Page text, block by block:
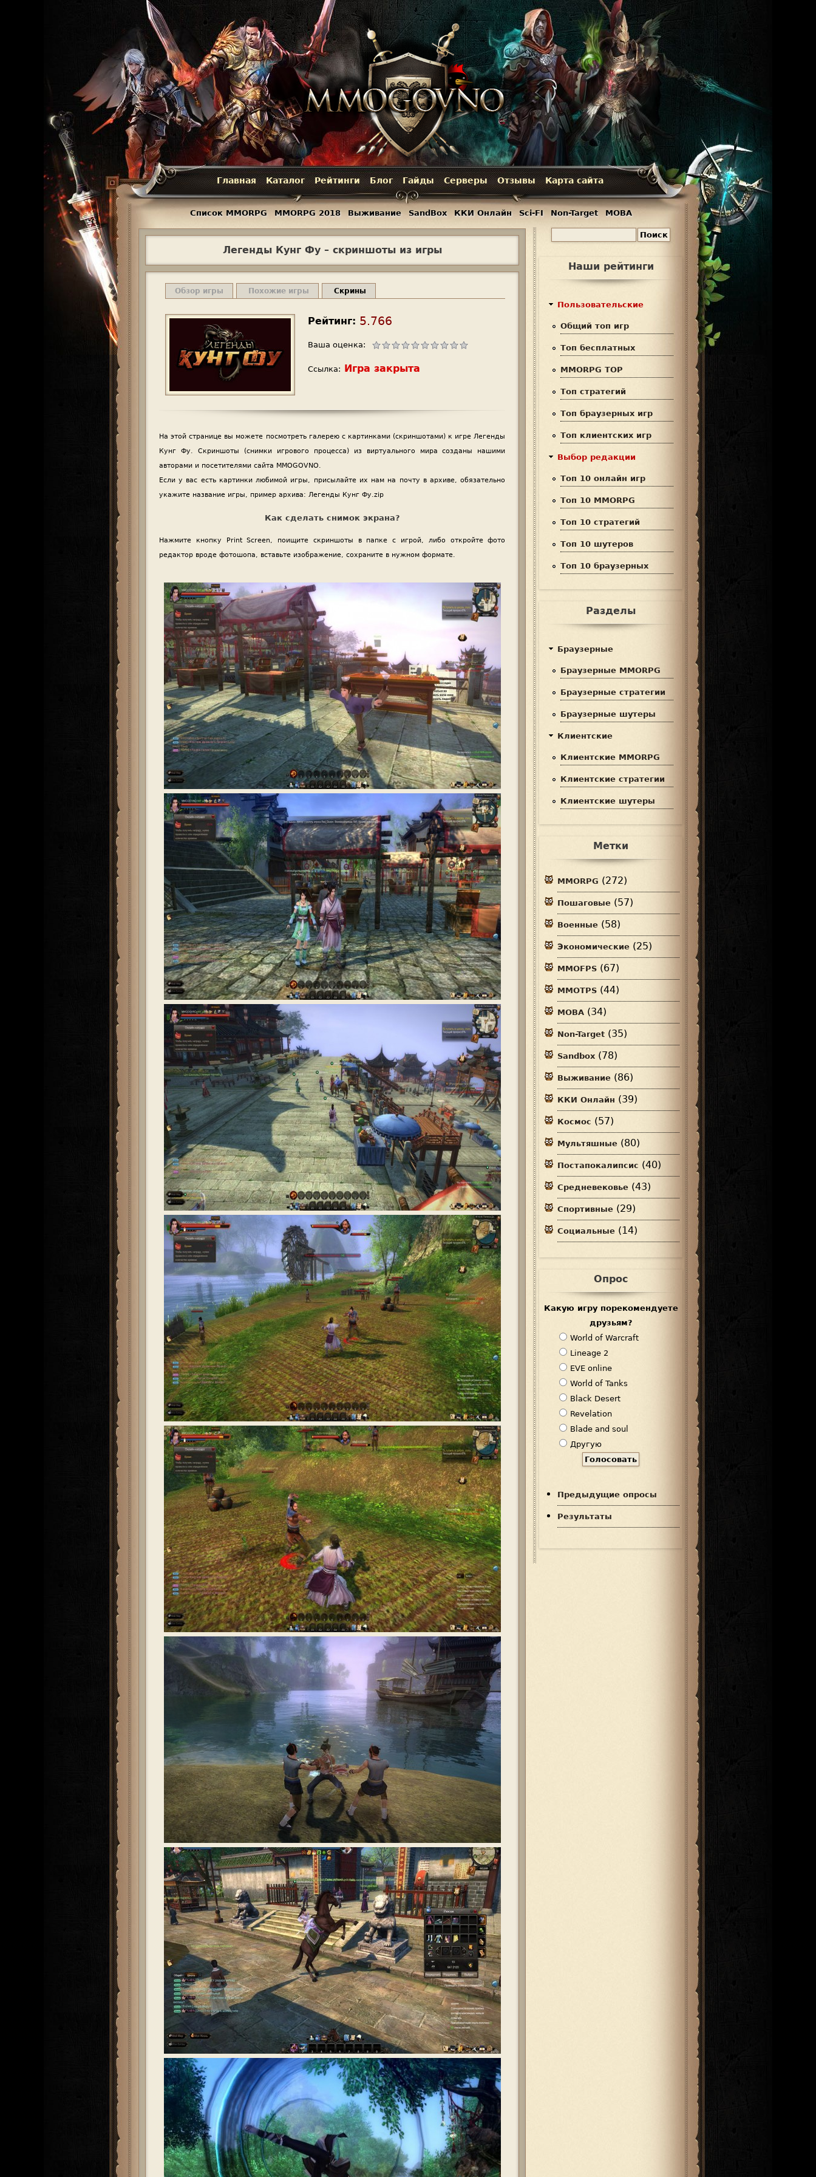
Jump to navigation
Легенды Кунг Фу – скриншоты из игры
Обзор игры Похожие игры Скрины
Рейтинг: 5.766
Ваша оценка:
Ссылка: Игра закрыта
На этой странице вы можете посмотреть галерею с картинками (скриншотами) к игре Легенды
Кунг Фу. Скриншоты (снимки игрового процесса) из виртуального мира созданы нашими
авторами и посетителями сайта MMOGOVNO.
Если у вас есть картинки любимой игры, присылайте их нам на почту в архиве, обязательно
укажите название игры, пример архива: Легенды Кунг Фу.zip
Как сделать снимок экрана?
Нажмите кнопку Print Screen, поищите скриншоты в папке с игрой, либо откройте фото
редактор вроде фотошопа, вставьте изображение, сохраните в нужном формате.
Г
л
а
н
о
м
е
н
Главная Каталог Рейтинги Блог Гайды Серверы Отзывы Карта сайта
Список MMORPG MMORPG 2018 Выживание SandBox ККИ Онлайн Sci-FI Non-Target MOBA
Наши рейтинги
Пользовательские
Общий топ игр
Топ бесплатных
MMORPG TOP
Топ стратегий
Топ браузерных игр
Топ клиентских игр
Выбор редакции
Топ 10 онлайн игр
Топ 10 MMORPG
Топ 10 стратегий
Топ 10 шутеров
Топ 10 браузерных
Разделы
Браузерные
Браузерные MMORPG
Браузерные стратегии
Браузерные шутеры
Клиентские
Клиентские MMORPG
Клиентские стратегии
Клиентские шутеры
Метки
MMORPG (272)
Пошаговые (57)
Военные (58)
Экономические (25)
MMOFPS (67)
MMOTPS (44)
MOBA (34)
Non-Target (35)
Sandbox (78)
Выживание (86)
ККИ Онлайн (39)
Космос (57)
Мультяшные (80)
Постапокалипсис (40)
Средневековье (43)
Спортивные (29)
Социальные (14)
Опрос
Какую игру порекомендуете
друзьям?
В
а
р
и
а
н
т
ы
World of Warcraft
Lineage 2
EVE online
World of Tanks
Black Desert
Revelation
Blade and soul
Другую
Предыдущие опросы
Результаты